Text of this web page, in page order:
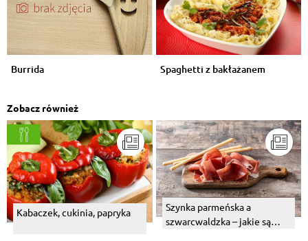
Burrida Spaghetti z bakłażanem
Zobacz również
Kabaczek, cukinia, papryka
Szynka parmeńska a
szwarcwaldzka – jakie są